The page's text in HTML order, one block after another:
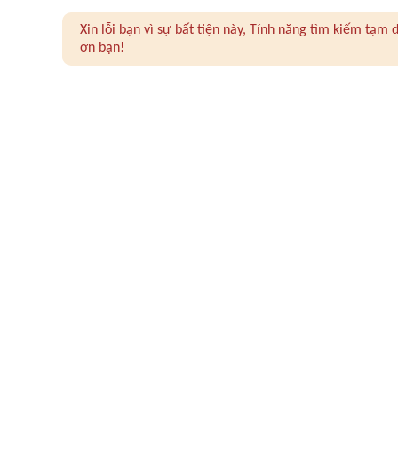
Xin lỗi bạn vì sự bất tiện này, Tính năng tìm kiếm
ơn bạn!